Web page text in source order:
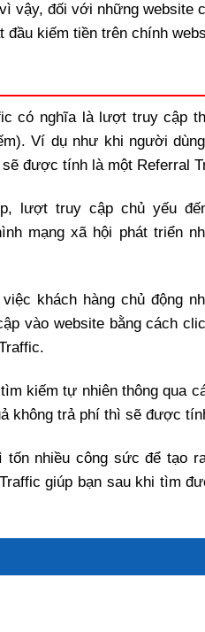
vậy, đối với những website
kiếm tiền trên chính
có nghĩa là lượt truy cập
Ví dụ như khi người
được tính là một Referral
lượt truy cập chủ yếu
mạng xã hội phát triển
khách hàng chủ động
vào website bằng cách
kiếm tự nhiên thông qua
không trả phí thì sẽ được
nhiều công sức để tạo
giúp bạn sau khi tìm